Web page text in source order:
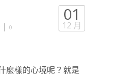
| 0
01
12 月
麼樣的心境呢？就是